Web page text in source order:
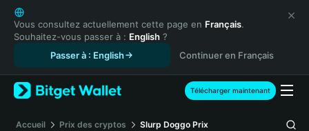
English
日本語
Tiếng Việt
Español (Latinoamérica)
Türkçe
Français
Vous consultez actuellement cette page en Français.
Souhaitez-vous passer à : English ?
Passer à : English
Continuer en Français
Télécharger maintenant
Accueil Prix des cryptos Slurp Doggo Prix